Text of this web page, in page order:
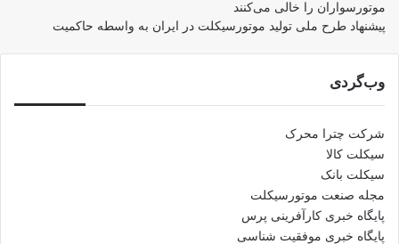
موتورسواران را خالی می‌کنند
پیشنهاد طرح ملی تولید موتورسیکلت در ایران به واسطه حاکمیت
وب‌گردی
شرکت چترا محرک
سیکلت کالا
سیکلت بانک
مجله صنعت موتورسیکلت
پایگاه خبری کارآفرینی پرس
پایگاه خبری موفقیت شناسی